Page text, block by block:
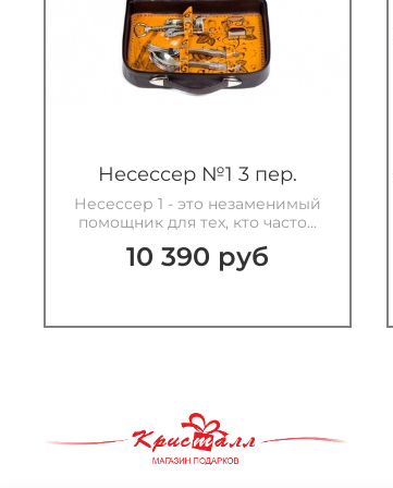
Несессер №1 3 пер.
Несессер 1 - это незаменимый
помощник для тех, кто часто...
10 390 руб